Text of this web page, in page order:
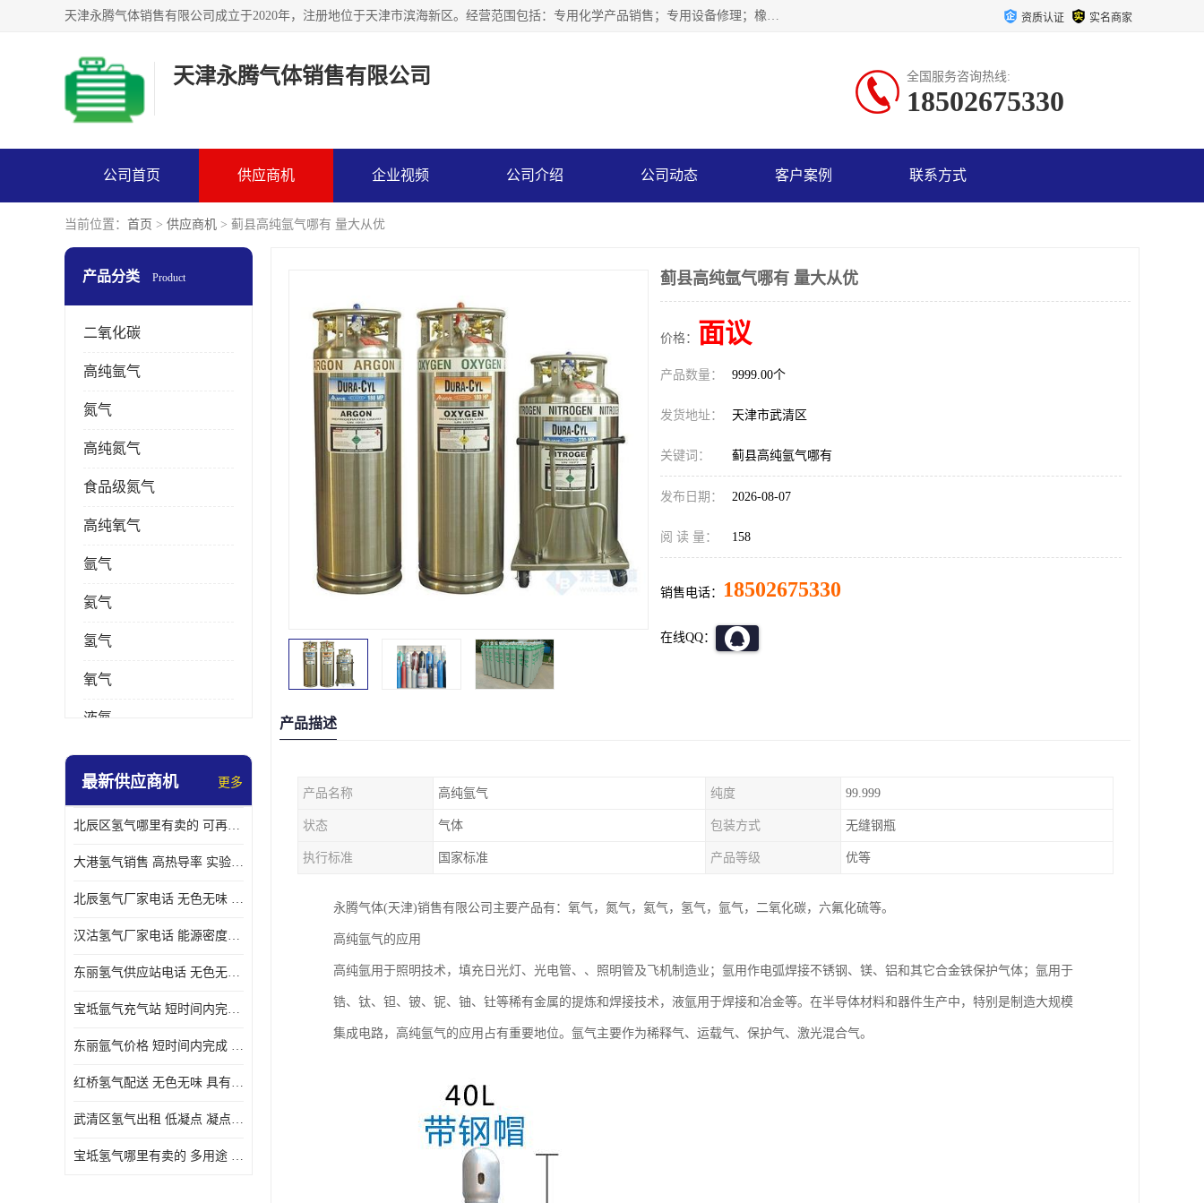
天津永腾气体销售有限公司成立于2020年，注册地位于天津市滨海新区。经营范围包括：专用化学产品销售；专用设备修理；橡胶制品销售；气体压缩机械销售；特种设备销售；仪器仪表销售；机械设备租赁；五金产品批发；食品添加剂销售等，主要供应：氧气、乙炔、氮气、氩气、氢气、氦气、液氨、液氮、一氧化碳、二氧化碳等，各种工业气体，高纯气体，食品级气体。 资质认证 实名商家
天津永腾气体销售有限公司 全国服务咨询热线:
18502675330
公司首页 供应商机 企业视频 公司介绍 公司动态 客户案例 联系方式
当前位置： 首页 > 供应商机 > 蓟县高纯氩气哪有 量大从优
产品分类 Product
二氧化碳
高纯氩气
氮气
高纯氮气
食品级氮气
高纯氧气
氩气
氦气
氢气
氧气
液氮
乙炔
最新供应商机 更多
北辰区氢气哪里有卖的 可再生 实验室应用
大港氢气销售 高热导率 实验室应用
北辰氢气厂家电话 无色无味 凝点为-259
汉沽氢气厂家电话 能源密度高 储存和传输便利
东丽氢气供应站电话 无色无味 储存和传输便利
宝坻氩气充气站 短时间内完成 人员经过培训
东丽氩气价格 短时间内完成 物流管理优良
红桥氢气配送 无色无味 具有较低的密度
武清区氢气出租 低凝点 凝点为-259
宝坻氢气哪里有卖的 多用途 可以在空气中上升
蓟县高纯氩气哪有 量大从优
价格： 面议
产品数量： 9999.00个
发货地址： 天津市武清区
关键词： 蓟县高纯氩气哪有
发布日期： 2026-08-07
阅 读 量： 158
销售电话： 18502675330
在线QQ：
产品描述
产品名称 高纯氩气 纯度 99.999
状态 气体 包装方式 无缝钢瓶
执行标准 国家标准 产品等级 优等
永腾气体(天津)销售有限公司主要产品有：氧气，氮气，氦气，氢气，氩气，二氧化碳，六氟化硫等。
高纯氩气的应用
高纯氩用于照明技术，填充日光灯、光电管、、照明管及飞机制造业；氩用作电弧焊接不锈钢、镁、铝和其它合金铁保护气体；氩用于
锆、钛、钽、铍、铌、铀、钍等稀有金属的提炼和焊接技术，液氩用于焊接和冶金等。在半导体材料和器件生产中，特别是制造大规模
集成电路，高纯氩气的应用占有重要地位。氩气主要作为稀释气、运载气、保护气、激光混合气。